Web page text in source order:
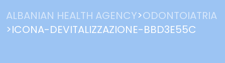
ALBANIAN HEALTH AGENCY>ODONTOIATRIA
>ICONA-DEVITALIZZAZIONE-BBD3E55C